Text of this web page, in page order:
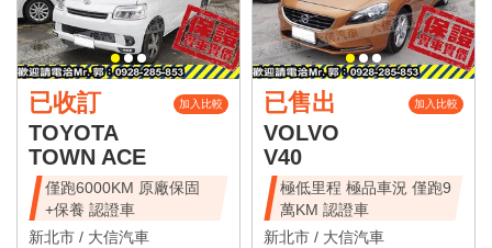
已收訂 加入比較
TOYOTA
TOWN ACE
僅跑6000KM 原廠保固
+保養 認證車
新北市 / 大信汽車
已售出 加入比較
VOLVO
V40
極低里程 極品車況 僅跑9
萬KM 認證車
新北市 / 大信汽車